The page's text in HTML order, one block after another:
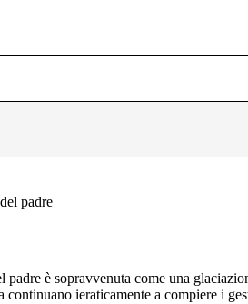
padre
padre è sopravvenuta come una
ieraticamente a compiere i